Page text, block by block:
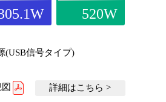
520W
(USB信号タイプ)
詳細はこちら >